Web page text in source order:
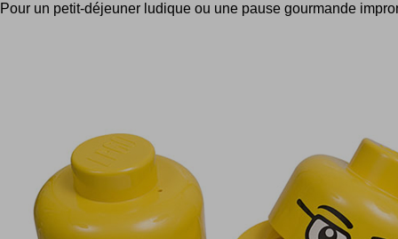
Pour un petit-déjeuner ludique ou une pause gourmande